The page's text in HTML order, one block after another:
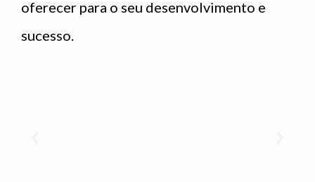
oferecer para o seu desenvolvimento e
sucesso.